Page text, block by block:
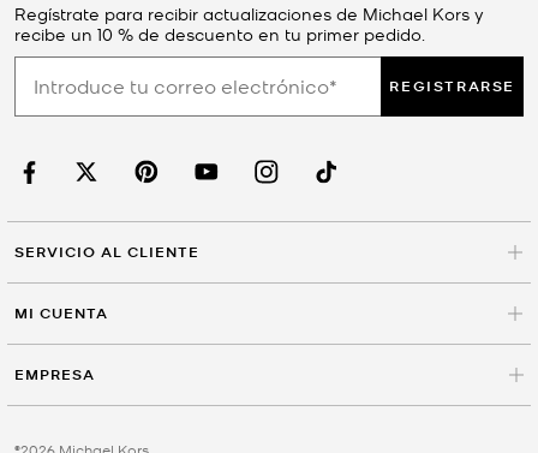
Regístrate para recibir actualizaciones de Michael Kors y
recibe un 10 % de descuento en tu primer pedido.
REGISTRARSE
SERVICIO AL CLIENTE
MI CUENTA
EMPRESA
©2026 Michael Kors